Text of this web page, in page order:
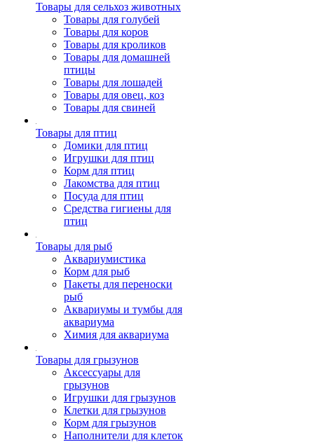
Товары для сельхоз животных
Товары для голубей
Товары для коров
Товары для кроликов
Товары для домашней
птицы
Товары для лошадей
Товары для овец, коз
Товары для свиней
Товары для птиц
Домики для птиц
Игрушки для птиц
Корм для птиц
Лакомства для птиц
Посуда для птиц
Средства гигиены для
птиц
Товары для рыб
Аквариумистика
Корм для рыб
Пакеты для переноски
рыб
Аквариумы и тумбы для
аквариума
Химия для аквариума
Товары для грызунов
Аксессуары для
грызунов
Игрушки для грызунов
Клетки для грызунов
Корм для грызунов
Наполнители для клеток